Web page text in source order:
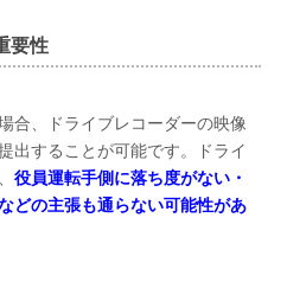
要性
合、ドライブレコーダーの映像
出することが可能です。ドライ
役員運転手側に落ち度がない・
どの主張も通らない可能性があ